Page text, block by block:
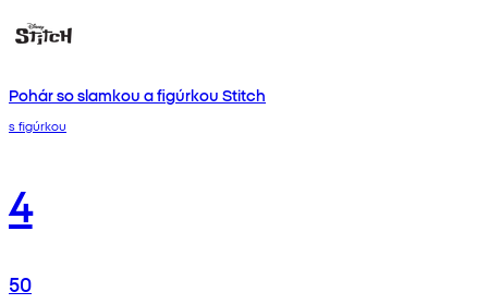
Pohár so slamkou a figúrkou Stitch
s figúrkou
4
50